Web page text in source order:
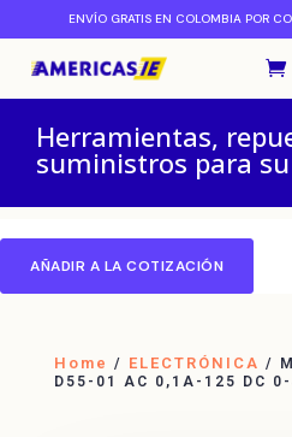
ENVÍO GRATIS EN COLOMBIA POR
Herramientas,
suministros para
AÑADIR A LA COTIZACIÓN
Home / ELECTRÓNICA /
D55-01 AC 0,1A-125 DC